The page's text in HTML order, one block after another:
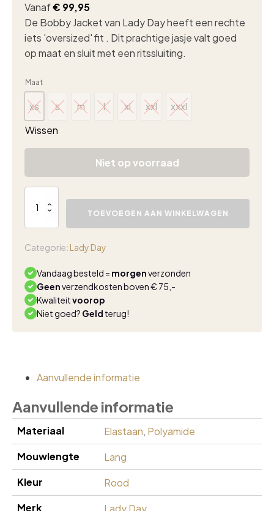
Vanaf€ 99,95
De Bobby Jacket van Lady Day heeft een rechte
iets 'oversized' fit . Dit prachtige jasje valt goed
op maat en sluit met een ritssluiting.
Maat
xs
xs
s
s
m
m
l
l
xl
xl
xxl
xxl
xxxl
xxxl
Wissen
Niet op voorraad
Day
burgundy
TOEVOEGEN AAN WINKELWAGEN
Categorie: Lady Day
Vandaag besteld = morgenverzonden
Geenverzendkosten boven € 75,-
Kwaliteitvoorop
Niet goed? Geld terug!
Aanvullende informatie
Aanvullende informatie
Materiaal Elastaan, Polyamide
Mouwlengte
Lang
Kleur
Rood
Merk
Lady Day